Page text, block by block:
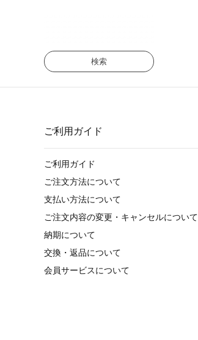
検索
ご利用ガイド
ご利用ガイド
ご注文方法について
支払い方法について
ご注文内容の変更・キャンセルについて
納期について
交換・返品について
会員サービスについて